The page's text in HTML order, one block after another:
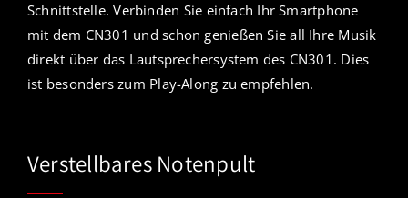
Schnittstelle. Verbinden Sie einfach Ihr Smartphone
mit dem CN301 und schon genießen Sie all Ihre Musik
direkt über das Lautsprechersystem des CN301. Dies
ist besonders zum Play-Along zu empfehlen.
Verstellbares Notenpult